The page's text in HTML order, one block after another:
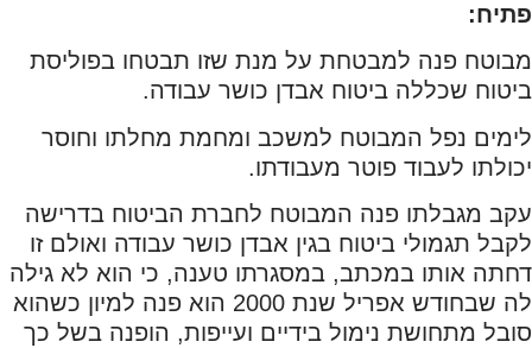
פתיח:
מבוטח פנה למבטחת על מנת שזו תבטחו בפוליסת
ביטוח שכללה ביטוח אבדן כושר עבודה.
לימים נפל המבוטח למשכב ומחמת מחלתו וחוסר
יכולתו לעבוד פוטר מעבודתו.
עקב מגבלתו פנה המבוטח לחברת הביטוח בדרישה
לקבל תגמולי ביטוח בגין אבדן כושר עבודה ואולם זו
דחתה אותו במכתב, במסגרתו טענה, כי הוא לא גילה
לה שבחודש אפריל שנת 2000 הוא פנה למיון כשהוא
סובל מתחושת נימול בידיים ועייפות, הופנה בשל כך